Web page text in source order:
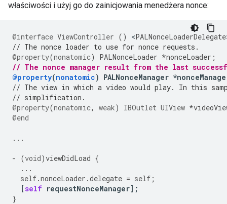
właściwości i użyj go do zainicjowania menedżera nonce:
@interface ViewController () <PALNonceLoaderDelegate
// The nonce loader to use for nonce requests.
@property(nonatomic) PALNonceLoader *nonceLoader ;
// The nonce manager result from the last
@property(nonatomic) PALNonceManager *
// The view in which a video would play. In this
// simplification.
@property(nonatomic, weak) IBOutlet UIView *
@end
...
- (void)viewDidLoad {
...
self.nonceLoader .delegate = self ;
[ self requestNonceManager];
}